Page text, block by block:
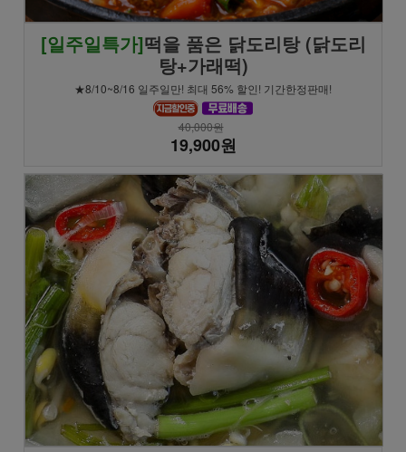
[일주일특가]떡을 품은 닭도리탕 (닭도리
탕+가래떡)
★8/10~8/16 일주일만! 최대 56% 할인! 기간한정판매!
40,000원
19,900원